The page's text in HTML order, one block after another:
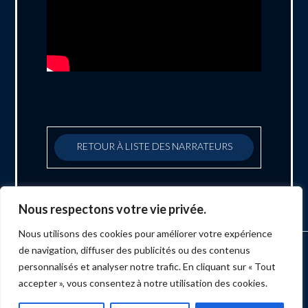
Nous respectons votre vie privée.
Nous utilisons des cookies pour améliorer votre expérience
de navigation, diffuser des publicités ou des contenus
personnalisés et analyser notre trafic. En cliquant sur « Tout
accepter », vous consentez à notre utilisation des cookies.
RETOUR À LISTE DES NARRATEURS
ACCUEIL MARKETING PRODUCTION
ÉVÉNEMENTS
SERVICES
NUMÉRISATION
Facebook
X LinkedIn
YouTube
Instagram